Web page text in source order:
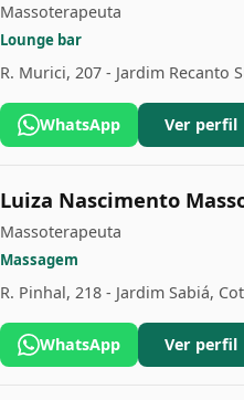
Massoterapeuta
Lounge bar
R. Murici, 207 - Jardim Recanto
WhatsApp Ver perfil
Luiza Nascimento
Massoterapeuta
Massagem
R. Pinhal, 218 - Jardim Sabiá,
WhatsApp Ver perfil